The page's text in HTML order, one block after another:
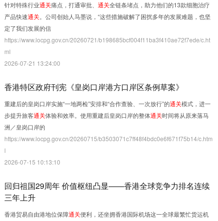
针对特殊行业通关痛点，打通审批、 通关全链条堵点，助力他们的13款细胞治疗
产品快速通关。公司创始人马墨说，“这些措施破解了困扰多年的发展难题，也坚
定了我们发展的信
https://www.locpg.gov.cn/20260721/b198685bcf004f11ba3f410ae72f7ede/c.ht
ml
2026-07-21 13:24:00
香港特区政府刊宪《皇岗口岸港方口岸区条例草案》
重建后的皇岗口岸实施“一地两检”安排和“合作查验、一次放行”的通关模式，进一
步提升旅客通关体验和效率。使用重建后皇岗口岸的整体通关时间将从原来落马
洲／皇岗口岸的
https://www.locpg.gov.cn/20260715/b3503071c7ff48f4bdc0e6f671f75b14/c.htm
l
2026-07-15 10:13:10
回归祖国29周年 价值枢纽凸显——香港全球竞争力排名连续
三年上升
香港贸易自由港地位保障通关便利，还坐拥香港国际机场这一全球最繁忙货运机